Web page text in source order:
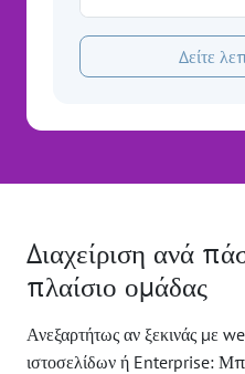
Δείτε
Διαχείριση ανά
πλαίσιο ομάδας
Ανεξαρτήτως αν ξεκινάς με
ιστοσελίδων ή Enterprise: